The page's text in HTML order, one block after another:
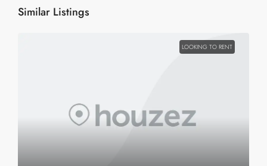
Similar Listings
LOOKING TO RENT